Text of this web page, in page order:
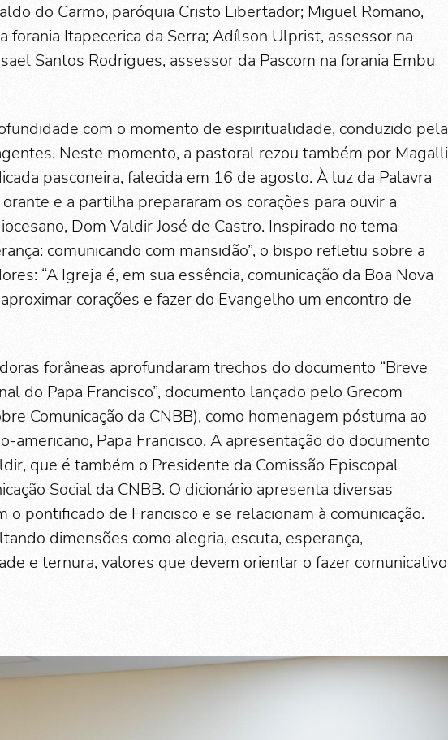
do Carmo, paróquia Cristo Libertador; Miguel Romano,
forania Itapecerica da Serra; Adílson Ulprist, assessor na
Santos Rodrigues, assessor da Pascom na forania Embu
com o momento de espiritualidade, conduzido pela
Neste momento, a pastoral rezou também por Magalli
pasconeira, falecida em 16 de agosto. À luz da Palavra
e a partilha prepararam os corações para ouvir a
Dom Valdir José de Castro. Inspirado no tema
comunicando com mansidão”, o bispo refletiu sobre a
“A Igreja é, em sua essência, comunicação da Boa Nova
corações e fazer do Evangelho um encontro de
forâneas aprofundaram trechos do documento “Breve
do Papa Francisco”, documento lançado pelo Grecom
Comunicação da CNBB), como homenagem póstuma ao
americano, Papa Francisco. A apresentação do documento
que é também o Presidente da Comissão Episcopal
Social da CNBB. O dicionário apresenta diversas
o pontificado de Francisco e se relacionam à comunicação.
dimensões como alegria, escuta, esperança,
e ternura, valores que devem orientar o fazer comunicativo